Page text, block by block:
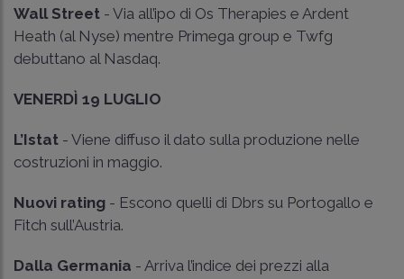
Wall Street - Via all’ipo di Os Therapies e Ardent
Heath (al Nyse) mentre Primega group e Twfg
debuttano al Nasdaq.
VENERDÌ 19 LUGLIO
L’Istat - Viene diffuso il dato sulla produzione nelle
costruzioni in maggio.
Nuovi rating - Escono quelli di Dbrs su Portogallo e
Fitch sull’Austria.
Dalla Germania - Arriva l’indice dei prezzi alla